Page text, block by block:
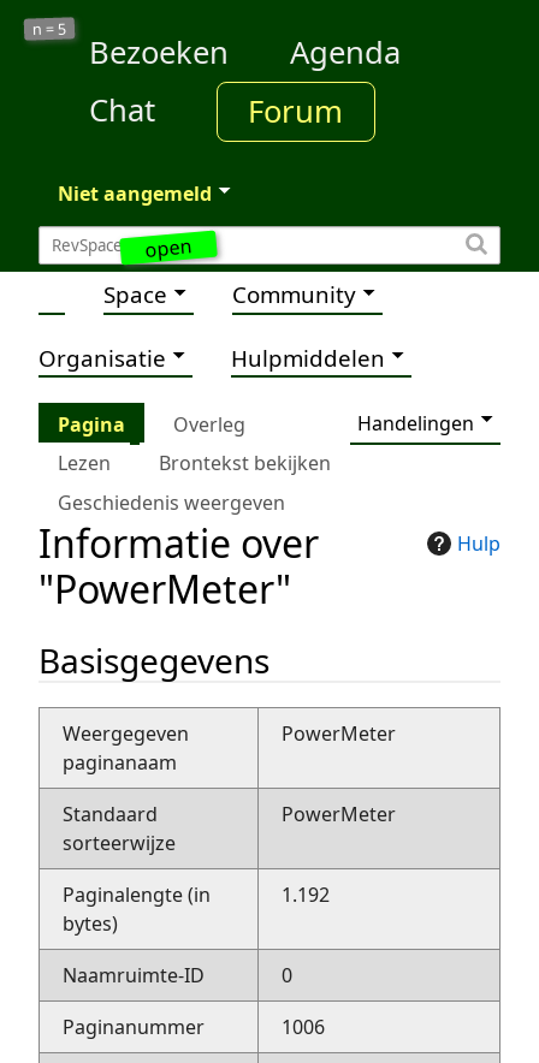
open
n = 5
Bezoeken
Agenda
Chat
Forum
Niet aangemeld
Space Community
Organisatie Hulpmiddelen
Pagina Overleg
Handelingen
Lezen
Brontekst bekijken
Geschiedenis weergeven
Hulp
Informatie over
"PowerMeter"
Basisgegevens
Weergegeven
paginanaam
PowerMeter
Standaard
sorteerwijze
PowerMeter
Paginalengte (in
bytes)
1.192
Naamruimte-ID
0
Paginanummer
1006